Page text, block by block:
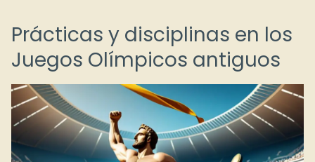
Prácticas y disciplinas en los
Juegos Olímpicos antiguos